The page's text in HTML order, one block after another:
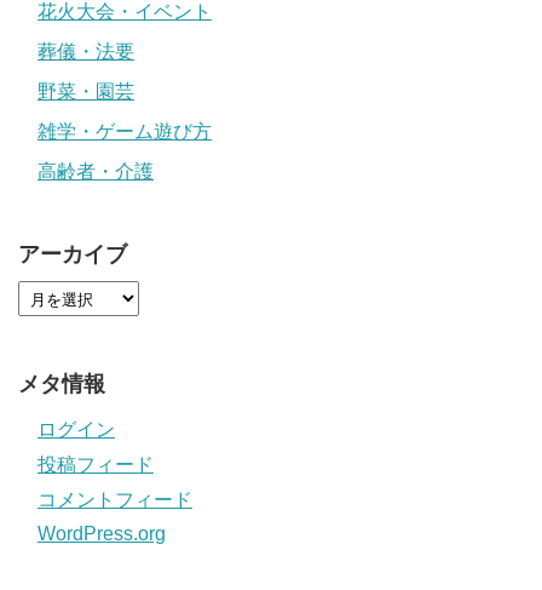
花火大会・イベント
葬儀・法要
野菜・園芸
雑学・ゲーム遊び方
高齢者・介護
アーカイブ
メタ情報
ログイン
投稿フィード
コメントフィード
WordPress.org